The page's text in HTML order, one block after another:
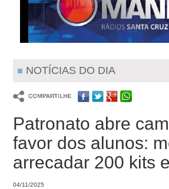
NOTÍCIAS DO DIA
Patronato abre
favor dos alunos:
arrecadar 200 kits
04/11/2025